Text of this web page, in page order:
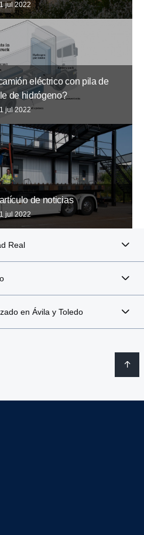
jul 2022
eléctrico con pila de
de hidrógeno?
jul 2022
de noticias
jul 2022
Real
en Ávila y Toledo